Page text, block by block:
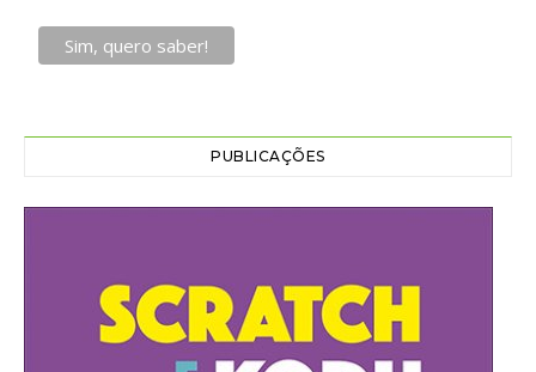
PUBLICAÇÕES